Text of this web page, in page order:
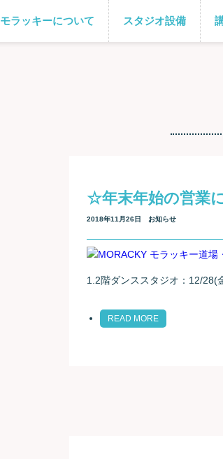
モラッキーについて スタジオ設備
☆年末年始の営業
2018年11月26日 お知らせ
1.2階ダンススタジオ：12/28(
READ MORE